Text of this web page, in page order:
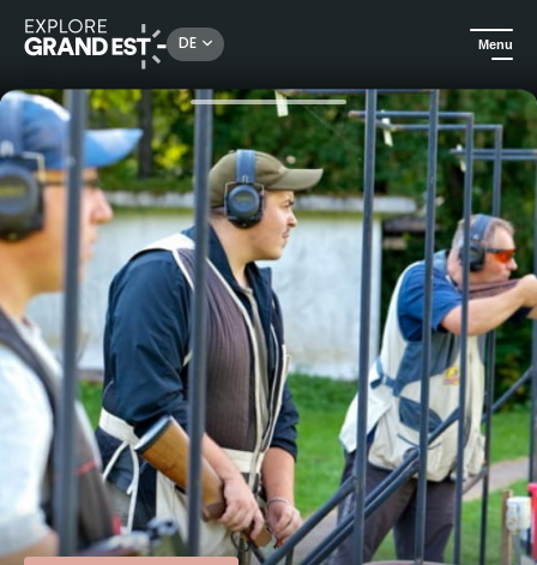
DE Menu
Sehenswertes in der Region Grand Est Entdeckung von Ball-Trap